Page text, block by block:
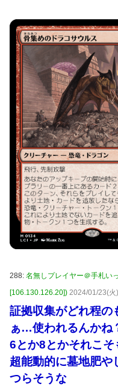
288: 名無しプレイヤー＠手札い
[106.130.126.20]) 2024/01/23(
証拠収集がどれ程の
ぁ…使われるんかね
6とか8とかそれこ
超能動的に墓地肥や
つらそうな